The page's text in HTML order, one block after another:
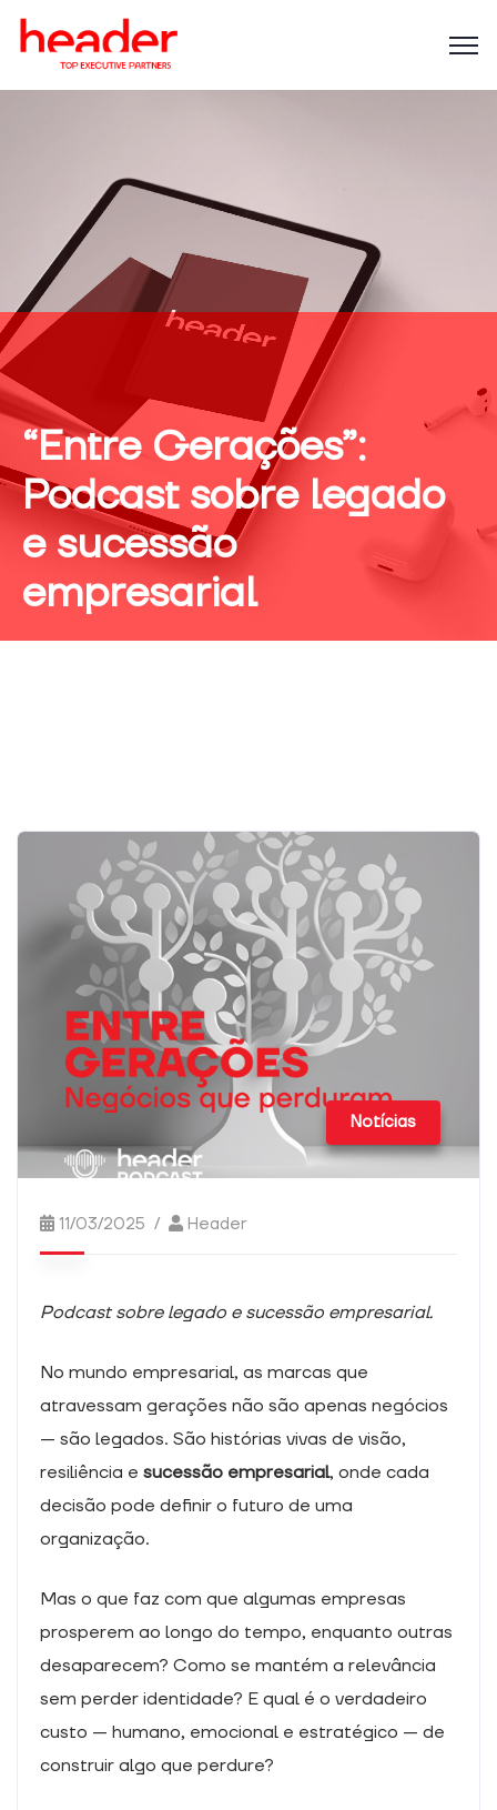
“Entre Gerações”:
Podcast sobre legado
e sucessão
empresarial
Notícias
11/03/2025 Header
Podcast sobre legado e sucessão empresarial.
No mundo empresarial, as marcas que
atravessam gerações não são apenas negócios
— são legados. São histórias vivas de visão,
resiliência e sucessão empresarial, onde cada
decisão pode definir o futuro de uma
organização.
Mas o que faz com que algumas empresas
prosperem ao longo do tempo, enquanto outras
desaparecem? Como se mantém a relevância
sem perder identidade? E qual é o verdadeiro
custo — humano, emocional e estratégico — de
construir algo que perdure?
Necessário
Estes cookies
não são
facultativas.
necessários
para o
funcionamento
Estatísticas
Para
podermos
funcionalidade
e a estrutura
com base na
sítio Web é
utilizado.
Experiência
Para que o
nosso sítio
melhor
possível
durante a sua
recusar estes
cookies,
algumas
funcionalidades